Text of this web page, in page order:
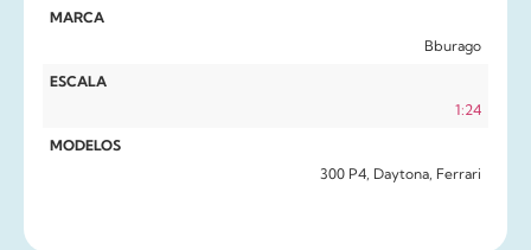
MARCA
Bburago
ESCALA
1:24
MODELOS
300 P4, Daytona, Ferrari